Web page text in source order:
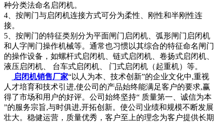
种分类法命名启闭机。
4、按闸门与启闭机连接方式可分为柔性、刚性和半刚性连
接。
5、按闸门的特征类别分为平面闸门启闭机、弧形闸门启闭机
和人字闸门操作机械等。通常也习惯以其综合的特征命名闸门
的操作设备，如螺杆式启闭机、链式启闭机、卷扬式启闭机、
液压启闭机、 台车式启闭机、 门式启闭机（起重机）等。
启闭机销售厂家“以人为本、技术创新”的企业文化中,重视
人才培育和技术引进,使公司的产品始终能满足客户的要求,赢
得了市场和用户的好评。公司始终坚持“ 质量第一、诚信为本
”的服务宗旨,与时俱进,开拓创新。使公司业绩和规模不断发展
壮大。稳健运营，质量优秀，客户至上的理念为客户提供长期